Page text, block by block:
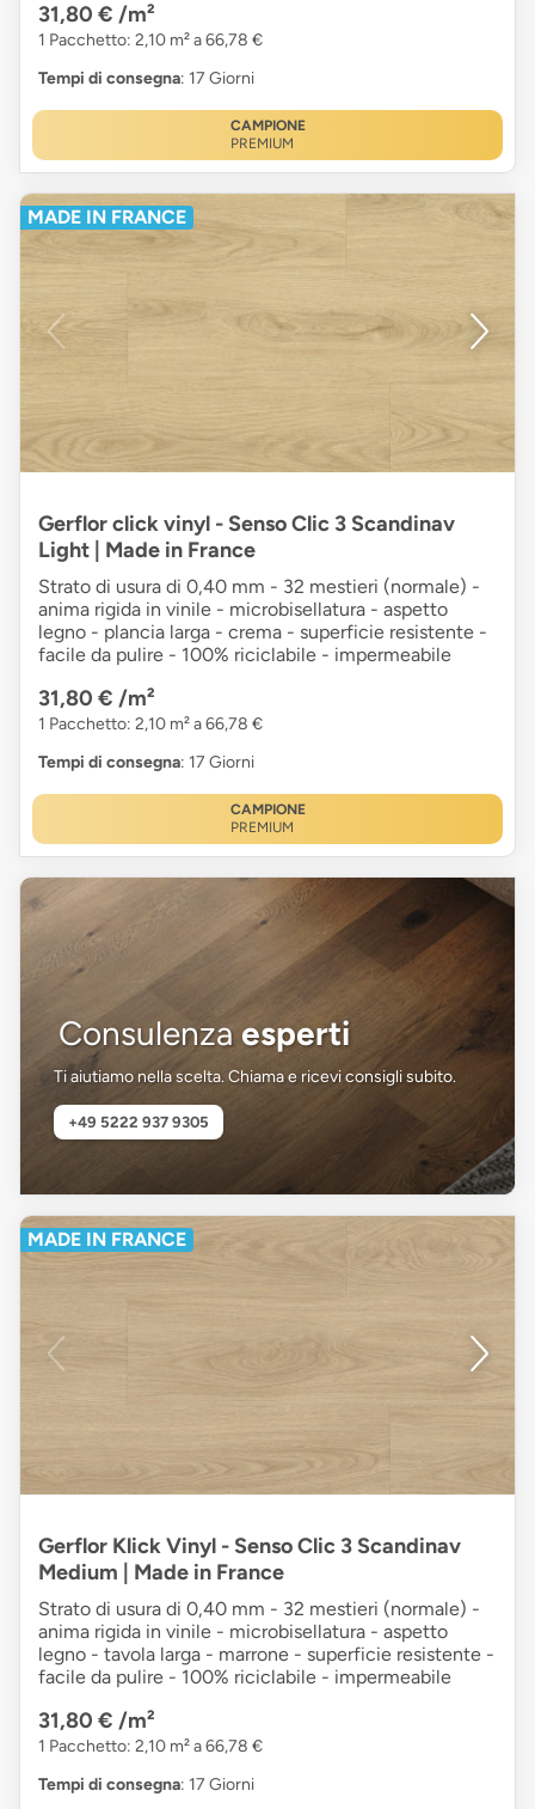
31,80 € /m²
1 Pacchetto: 2,10 m² a 66,78 €
Tempi di consegna: 17 Giorni
CAMPIONE
PREMIUM
MADE IN FRANCE
Gerflor click vinyl - Senso Clic 3 Scandinav
Light | Made in France
Strato di usura di 0,40 mm - 32 mestieri (normale) -
anima rigida in vinile - microbisellatura - aspetto
legno - plancia larga - crema - superficie resistente -
facile da pulire - 100% riciclabile - impermeabile
31,80 € /m²
1 Pacchetto: 2,10 m² a 66,78 €
Tempi di consegna: 17 Giorni
CAMPIONE
PREMIUM
Consulenza esperti
Ti aiutiamo nella scelta. Chiama e ricevi consigli subito.
+49 5222 937 9305
MADE IN FRANCE
Gerflor Klick Vinyl - Senso Clic 3 Scandinav
Medium | Made in France
Strato di usura di 0,40 mm - 32 mestieri (normale) -
anima rigida in vinile - microbisellatura - aspetto
legno - tavola larga - marrone - superficie resistente -
facile da pulire - 100% riciclabile - impermeabile
31,80 € /m²
1 Pacchetto: 2,10 m² a 66,78 €
Tempi di consegna: 17 Giorni